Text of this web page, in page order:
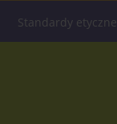
Standardy etyczne